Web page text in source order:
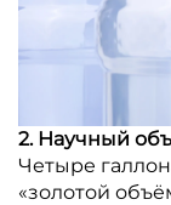
2. Научный
Четыре
«золотой